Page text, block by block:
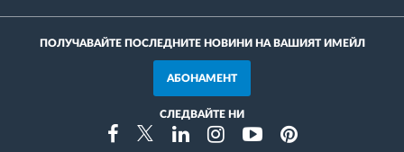
ПОЛУЧАВАЙТЕ ПОСЛЕДНИТЕ НОВИНИ НА ВАШИЯТ ИМЕЙЛ
АБОНАМЕНТ
СЛЕДВАЙТЕ НИ
FacebookTwitterLinkedinInstragramYoutubePinterest